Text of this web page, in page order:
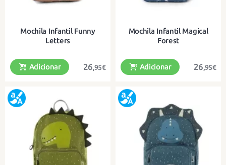
Mochila Infantil Funny
Letters
26,95€
Adicionar
Uma pequena mochila ideal para
levar para o jardim de infância ou
para a creche.
Mochila Infantil Magical
Forest
26,95€
Adicionar
Uma pequena mochila ideal para
levar para o jardim de infância ou
para a creche.